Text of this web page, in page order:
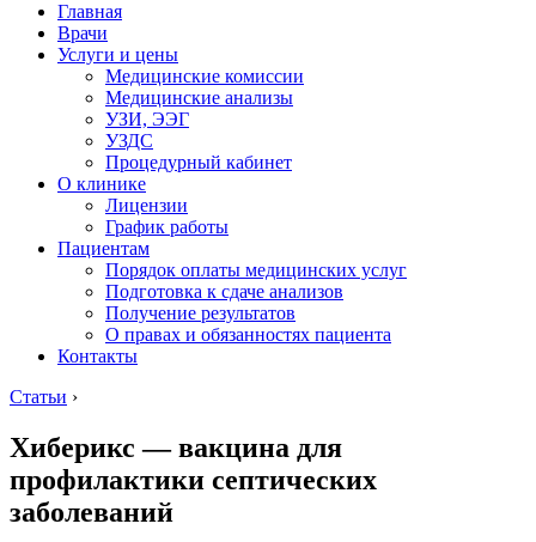
Главная
Врачи
Услуги и цены
Медицинские комиссии
Медицинские анализы
УЗИ, ЭЭГ
УЗДС
Процедурный кабинет
О клинике
Лицензии
График работы
Пациентам
Порядок оплаты медицинских услуг
Подготовка к сдаче анализов
Получение результатов
О правах и обязанностях пациента
Контакты
Статьи ›
Хиберикс — вакцина для
профилактики септических
заболеваний